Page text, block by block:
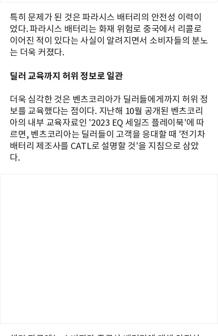
특히 문제가 된 것은 파라시스 배터리의 안전성 이력이
었다. 파라시스 배터리는 화재 위험로 중국에서 리콜로
이어진 적이 있다는 사실이 알려지면서 소비자들의 분노
는 더욱 커졌다.
딜러 교육까지 허위 정보로 일관
더욱 심각한 것은 벤츠코리아가 딜러들에게까지 허위 정
보를 교육했다는 점이다. 지난해 10월 공개된 벤츠코리
아의 내부 교육자료인 '2023 EQ 세일즈 플레이북'에 따
르면, 벤츠코리아는 딜러들이 고객을 응대할 때 '전기차
배터리 제조사를 CATL로 설명할 것'을 지침으로 삼았
다.